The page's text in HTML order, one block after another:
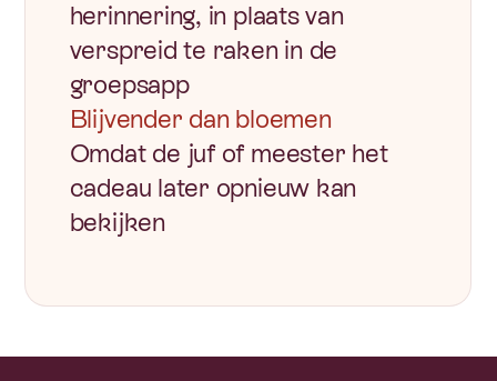
herinnering, in plaats van
verspreid te raken in de
groepsapp
Blijvender dan bloemen
Omdat de juf of meester het
cadeau later opnieuw kan
bekijken